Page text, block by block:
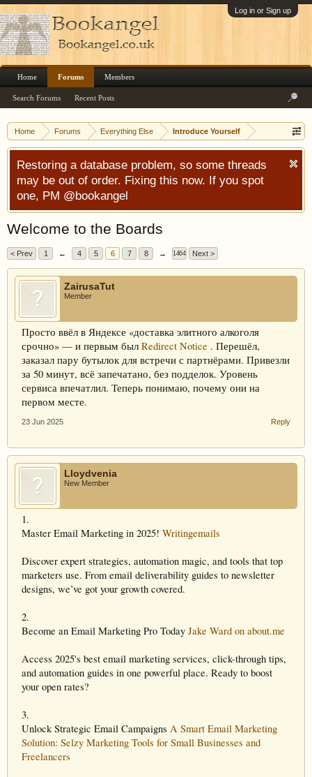
Log in or Sign up
Home Forums Everything Else Introduce Yourself
Restoring a database problem, so some threads
may be out of order. Fixing this now. If you spot
one, PM @bookangel
Welcome to the Boards
< Prev 1 ← 4 5 6 7 8 → 1464 Next >
ZairusaTut
Member
Просто ввёл в Яндексе «доставка элитного алкоголя
срочно» — и первым был Redirect Notice . Перешёл,
заказал пару бутылок для встречи с партнёрами. Привезли
за 50 минут, всё запечатано, без подделок. Уровень
сервиса впечатлил. Теперь понимаю, почему они на
первом месте.
23 Jun 2025 Reply
Lloydvenia
New Member
1.
Master Email Marketing in 2025! Writingemails
Discover expert strategies, automation magic, and tools that top
marketers use. From email deliverability guides to newsletter
designs, we’ve got your growth covered.
2.
Become an Email Marketing Pro Today Jake Ward on about.me
Access 2025's best email marketing services, click-through tips,
and automation guides in one powerful place. Ready to boost
your open rates?
3.
Unlock Strategic Email Campaigns A Smart Email Marketing
Solution: Selzy Marketing Tools for Small Businesses and
Freelancers
Home Forums
Search Forums Recent Posts
Members